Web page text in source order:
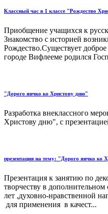
Классный час в 1 классе "Рождество
Приобщение учащихся к
Знакомство с историей
Рождество.Существует доброе
городе Вифлееме родился
"Дорого яичко ко Христову дню"
Разработка внеклассного
Христову дню", с
презентация на тему: "Дорого яичко ко
Презентация к занятию по
творчеству в дополнительном
лет ,духовно-нравственной
для применения в качест...